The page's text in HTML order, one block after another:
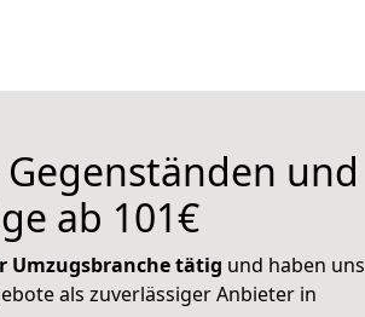
und
ab 101€
Umzugsbranche tätig und haben uns
als zuverlässiger Anbieter in